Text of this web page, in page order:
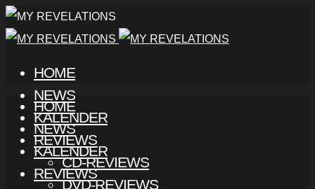
HOME
NEWS
KALENDER
REVIEWS
CD-REVIEWS
DVD-REVIEWS
HOME
NEWS
KALENDER
REVIEWS